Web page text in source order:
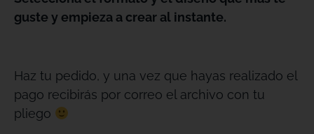
guste y empieza a crear al instante.
Haz tu pedido, y una vez que hayas realizado el
pago recibirás por correo el archivo con tu
pliego